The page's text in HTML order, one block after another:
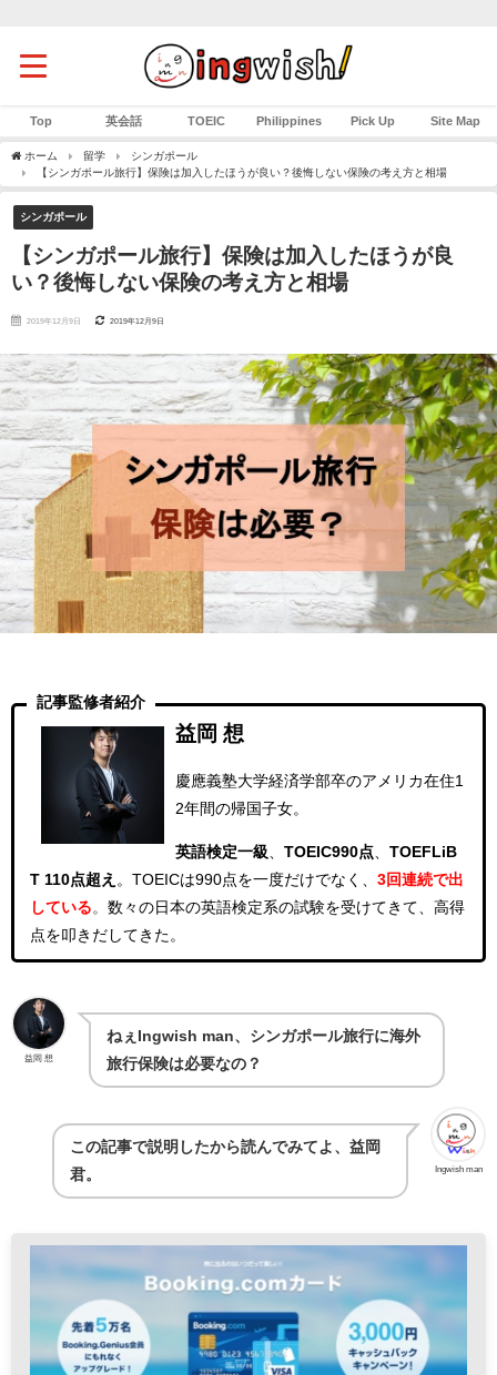
Top 英会話 TOEIC Philippines Pick Up Site Map
ホーム 留学
シンガポール
【シンガポール旅行】保険は加入したほうが良い？後悔しない保険の考え方と相場
シンガポール
【シンガポール旅行】保険は加入したほうが良
い？後悔しない保険の考え方と相場
2019年12月9日 2019年12月9日
記事監修者紹介
益岡 想
慶應義塾大学経済学部卒のアメリカ在住1
2年間の帰国子女。
英語検定一級 、TOEIC990点 、TOEFLiB
T 110点超え 。 TOEICは990点を一度だけでなく、 3回連続で出
している 。 数々の日本の英語検定系の試験を受けてきて、高得
点を叩きだしてきた。
益岡 想
ねぇIngwish man、シンガポール旅行に海外
旅行保険は必要なの？
Ingwish man
この記事で説明したから読んでみてよ、益岡
君。